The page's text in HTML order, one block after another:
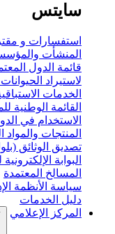
سايتس
استفسارات و
المنشأت
قائمة الدول
لاستيراد
الخدمات
القائمة الوطنية
الاستخدام في
المنتجات
تصديق الوثائق
البوابة
المسالخ المعتمدة
سياسة الأنظمة
دليل الخدمات
المركز الإعلامي